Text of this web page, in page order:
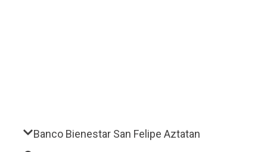
Banco Bienestar San Felipe Aztatan